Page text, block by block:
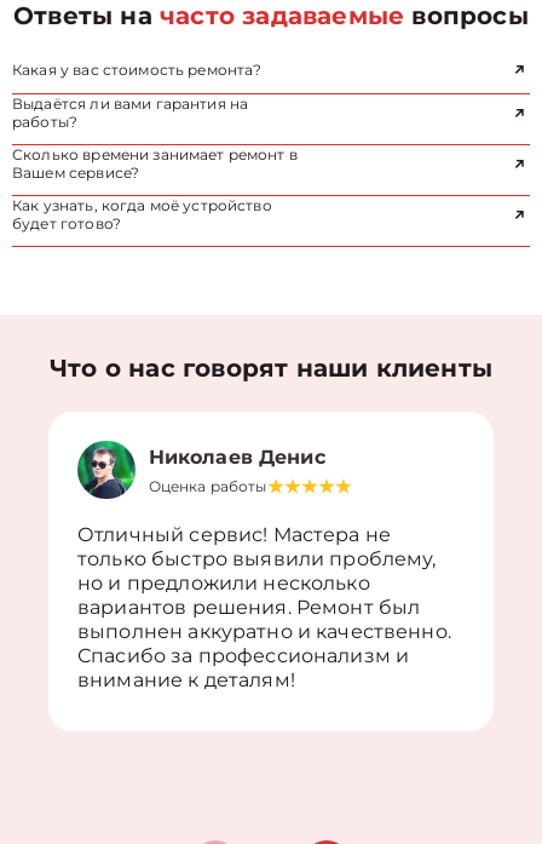
Ответы начасто задаваемые вопросы
Какая у вас стоимость ремонта?
Выдаётся ли вами гарантия на
работы?
Сколько времени занимает ремонт в
Вашем сервисе?
Как узнать, когда моё устройство
будет готово?
Что о нас говорят наши клиенты
Николаев Денис
Оценка работы
Отличный сервис! Мастера не
только быстро выявили проблему,
но и предложили несколько
вариантов решения. Ремонт был
выполнен аккуратно и качественно.
Спасибо за профессионализм и
внимание к деталям!